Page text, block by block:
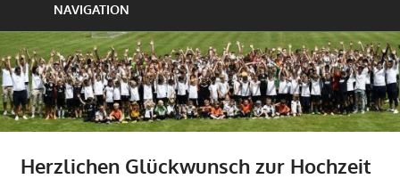
NAVIGATION
Herzlichen Glückwunsch zur Hochzeit